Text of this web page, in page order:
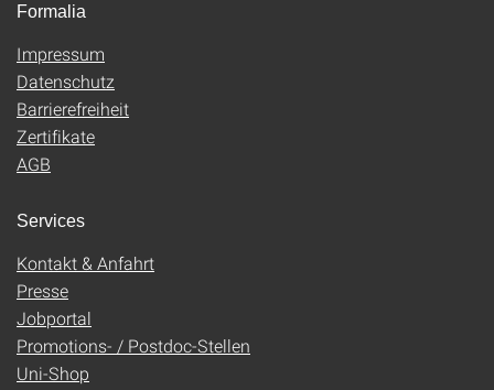
Formalia
Impressum
Datenschutz
Barrierefreiheit
Zertifikate
AGB
Services
Kontakt & Anfahrt
Presse
Jobportal
Promotions- / Postdoc-Stellen
Uni-Shop